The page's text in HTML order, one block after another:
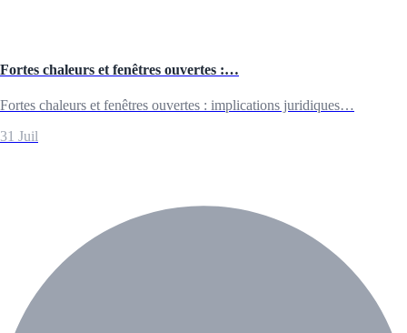
Fortes chaleurs et fenêtres ouvertes :…
Fortes chaleurs et fenêtres ouvertes : implications juridiques…
31 Juil